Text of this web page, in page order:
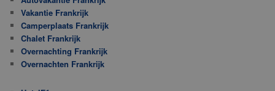
Vakantie Frankrijk
Camperplaats Frankrijk
Chalet Frankrijk
Overnachting Frankrijk
Overnachten Frankrijk